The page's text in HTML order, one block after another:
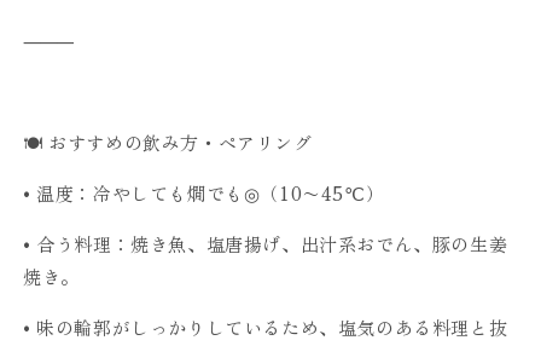
⸻
🍽 おすすめの飲み方・ペアリング
• 温度：冷やしても燗でも◎（10〜45℃）
• 合う料理：焼き魚、塩唐揚げ、出汁系おでん、豚の生姜
焼き。
• 味の輪郭がしっかりしているため、塩気のある料理と抜